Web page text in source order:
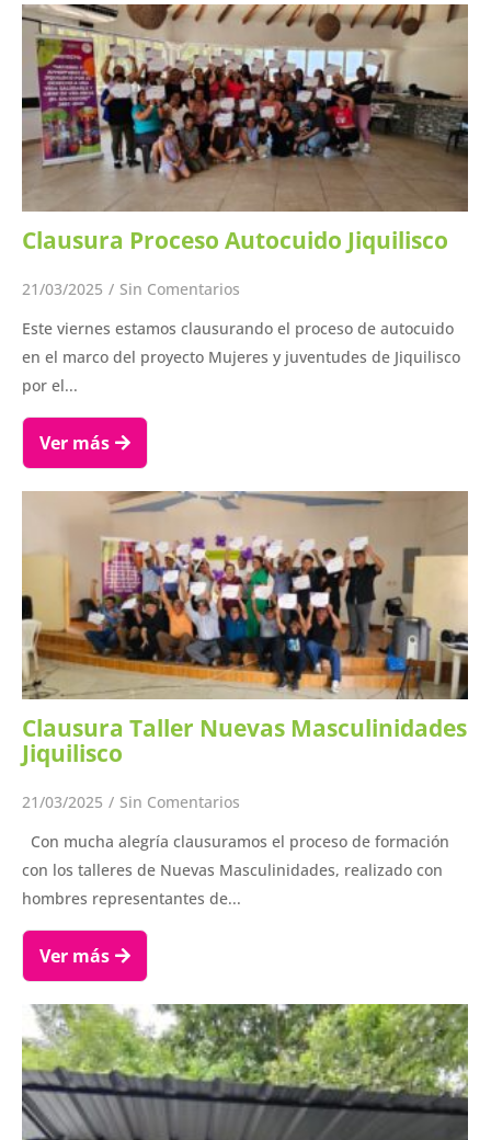
Clausura Proceso Autocuido Jiquilisco
21/03/2025 / Sin Comentarios
Este viernes estamos clausurando el proceso de autocuido
en el marco del proyecto Mujeres y juventudes de Jiquilisco
por el...
Ver más
Clausura Taller Nuevas Masculinidades
Jiquilisco
21/03/2025 / Sin Comentarios
Con mucha alegría clausuramos el proceso de formación
con los talleres de Nuevas Masculinidades, realizado con
hombres representantes de...
Ver más